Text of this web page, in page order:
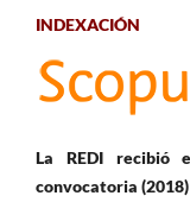
INDEXACIÓN
La REDI recibió
convocatoria (2018)